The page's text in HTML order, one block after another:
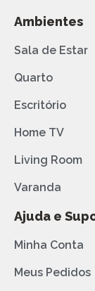
Ambientes
Sala de Estar
Quarto
Escritório
Home TV
Living Room
Varanda
Ajuda e
Minha Conta
Meus Pedidos